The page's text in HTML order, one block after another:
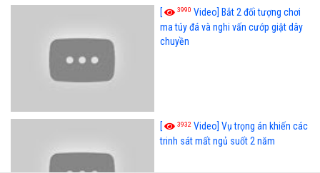
[ 3990 Video] Bắt 2 đối tượng chơi
ma túy đá và nghi vấn cướp giật dây
chuyền
[ 3932 Video] Vụ trọng án khiến các
trinh sát mất ngủ suốt 2 năm